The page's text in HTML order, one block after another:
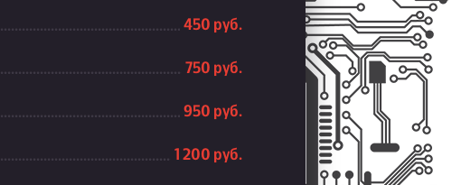
450 руб.
750 руб.
950 руб.
1 200 руб.